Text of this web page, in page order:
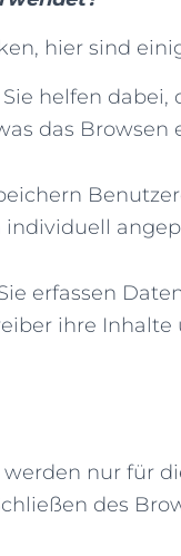
hier sind
Sie helfen dabei,
das
erfassen
ihre Inhalte
werden nur für
des